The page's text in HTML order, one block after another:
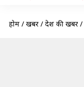
होम / खबरें / देश की खबरें /